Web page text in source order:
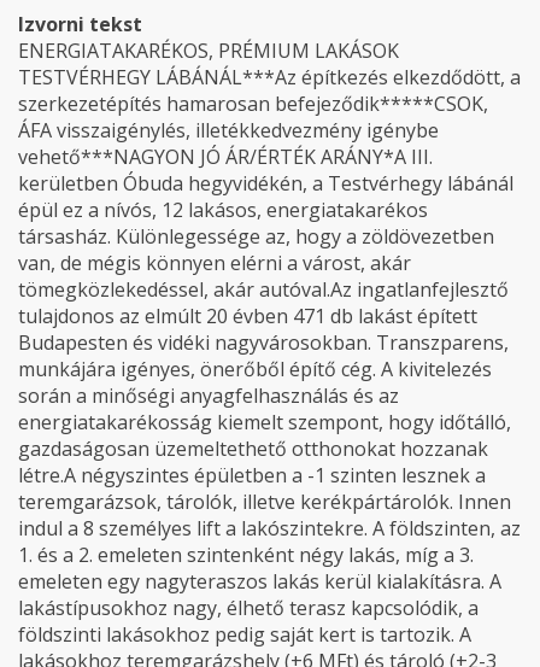
Izvorni tekst
ENERGIATAKARÉKOS, PRÉMIUM LAKÁSOK
TESTVÉRHEGY LÁBÁNÁL***Az építkezés elkezdődött, a
szerkezetépítés hamarosan befejeződik*****CSOK,
ÁFA visszaigénylés, illetékkedvezmény igénybe
vehető***NAGYON JÓ ÁR/ÉRTÉK ARÁNY*A III.
kerületben Óbuda hegyvidékén, a Testvérhegy lábánál
épül ez a nívós, 12 lakásos, energiatakarékos
társasház. Különlegessége az, hogy a zöldövezetben
van, de mégis könnyen elérni a várost, akár
tömegközlekedéssel, akár autóval.Az ingatlanfejlesztő
tulajdonos az elmúlt 20 évben 471 db lakást épített
Budapesten és vidéki nagyvárosokban. Transzparens,
munkájára igényes, önerőből építő cég. A kivitelezés
során a minőségi anyagfelhasználás és az
energiatakarékosság kiemelt szempont, hogy időtálló,
gazdaságosan üzemeltethető otthonokat hozzanak
létre.A négyszintes épületben a -1 szinten lesznek a
teremgarázsok, tárolók, illetve kerékpártárolók. Innen
indul a 8 személyes lift a lakószintekre. A földszinten, az
1. és a 2. emeleten szintenként négy lakás, míg a 3.
emeleten egy nagyteraszos lakás kerül kialakításra. A
lakástípusokhoz nagy, élhető terasz kapcsolódik, a
földszinti lakásokhoz pedig saját kert is tartozik. A
lakásokhoz teremgarázshely (+6 MFt) és tároló (+2-3